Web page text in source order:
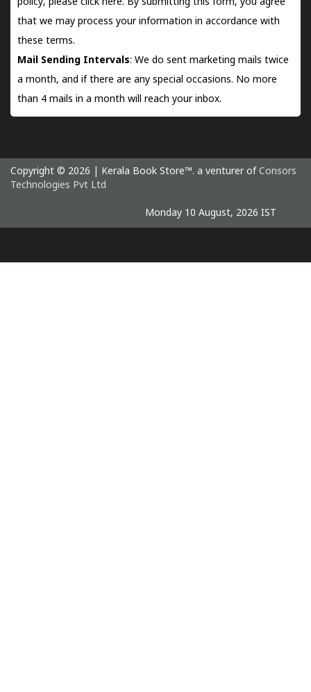
policy, please click here. By submitting this form, you agree
that we may process your information in accordance with
these terms.
Mail Sending Intervals: We do sent marketing mails twice
a month, and if there are any special occasions. No more
than 4 mails in a month will reach your inbox.
Copyright © 2026 | Kerala Book Store™. a venturer of Consors
Technologies Pvt Ltd
Monday 10 August, 2026 IST